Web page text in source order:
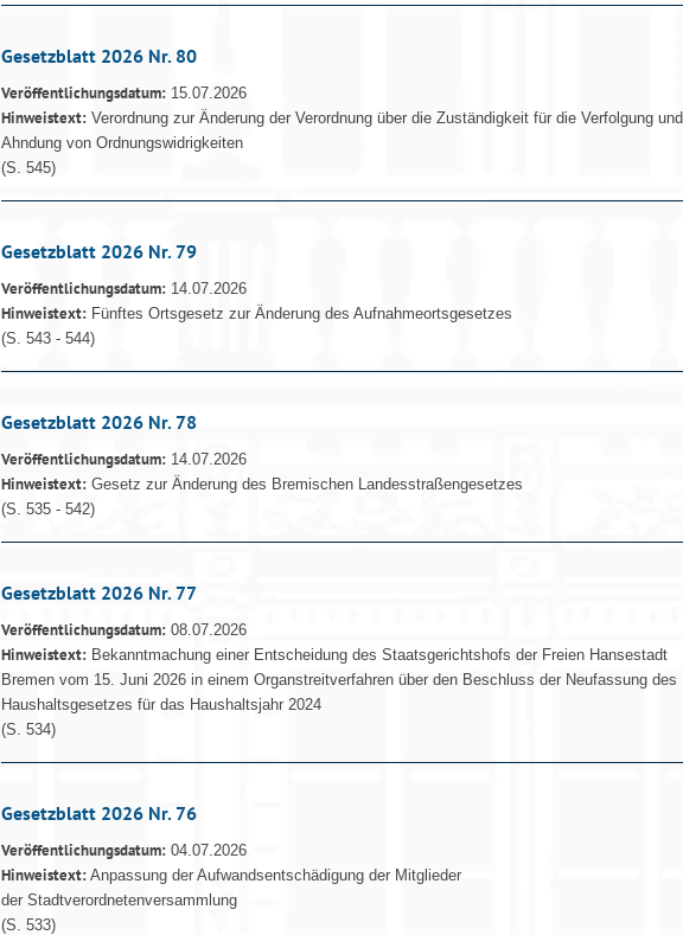
Gesetzblatt 2026 Nr. 80
Veröffentlichungsdatum: 15.07.2026
Hinweistext: Verordnung zur Änderung der Verordnung über die Zuständigkeit für die Verfolgung und
Ahndung von Ordnungswidrigkeiten
(S. 545)
Gesetzblatt 2026 Nr. 79
Veröffentlichungsdatum: 14.07.2026
Hinweistext: Fünftes Ortsgesetz zur Änderung des Aufnahmeortsgesetzes
(S. 543 - 544)
Gesetzblatt 2026 Nr. 78
Veröffentlichungsdatum: 14.07.2026
Hinweistext: Gesetz zur Änderung des Bremischen Landesstraßengesetzes
(S. 535 - 542)
Gesetzblatt 2026 Nr. 77
Veröffentlichungsdatum: 08.07.2026
Hinweistext: Bekanntmachung einer Entscheidung des Staatsgerichtshofs der Freien Hansestadt
Bremen vom 15. Juni 2026 in einem Organstreitverfahren über den Beschluss der Neufassung des
Haushaltsgesetzes für das Haushaltsjahr 2024
(S. 534)
Gesetzblatt 2026 Nr. 76
Veröffentlichungsdatum: 04.07.2026
Hinweistext: Anpassung der Aufwandsentschädigung der Mitglieder
der Stadtverordnetenversammlung
(S. 533)